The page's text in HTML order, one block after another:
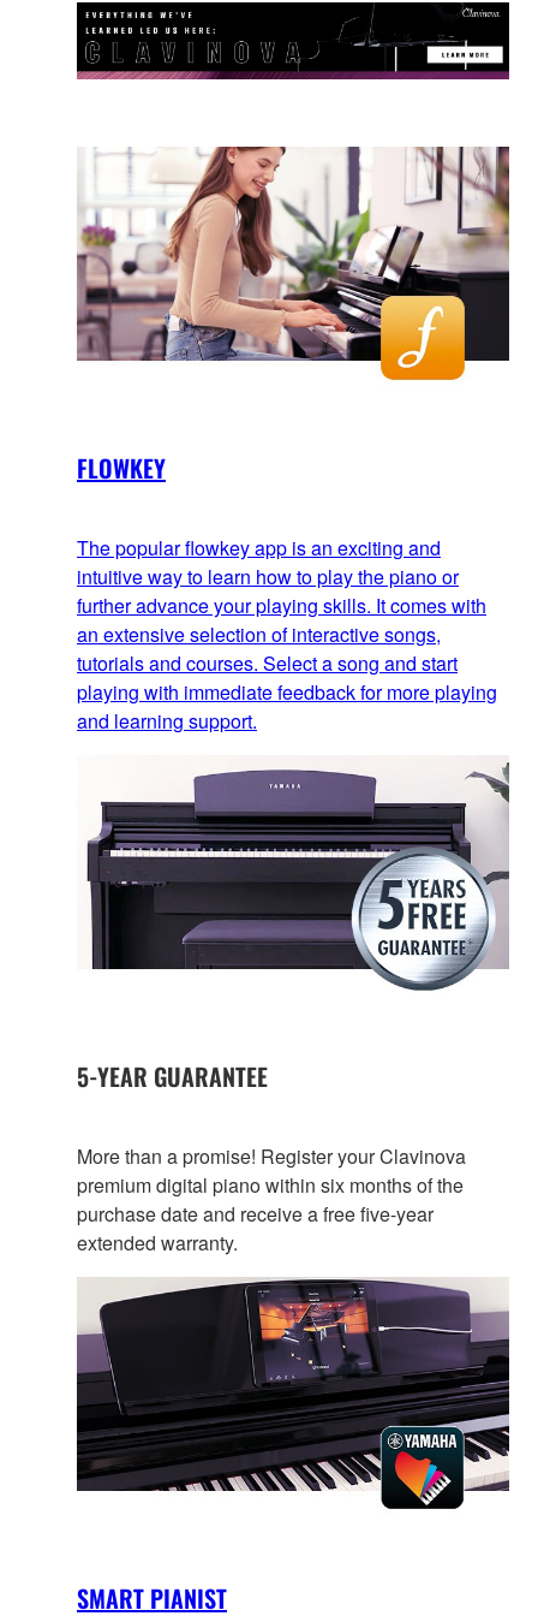
FLOWKEY
The popular flowkey app is an exciting and
intuitive way to learn how to play the piano or
further advance your playing skills. It comes with
an extensive selection of interactive songs,
tutorials and courses. Select a song and start
playing with immediate feedback for more playing
and learning support.
5-YEAR GUARANTEE
More than a promise! Register your Clavinova
premium digital piano within six months of the
purchase date and receive a free five-year
extended warranty.
SMART PIANIST